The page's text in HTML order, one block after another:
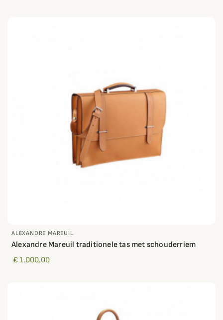
ALEXANDRE MAREUIL
Alexandre Mareuil traditionele tas met schouderriem
€ 1.000,00